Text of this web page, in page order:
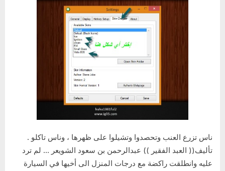
ناس تزرع العنب وتحصدوا وتشيلوا على ظهرها ، وناس تاكلو .
تأليف(( العبد الفقير )) عبدالرحمن بن سعود الشويعر … لم ترد
عليه وانطلقت راكضة مع درجات المنزل الى أخيها في السيارة